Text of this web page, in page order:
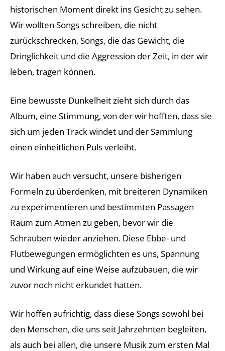
historischen Moment direkt ins Gesicht zu sehen.
Wir wollten Songs schreiben, die nicht
zurückschrecken, Songs, die das Gewicht, die
Dringlichkeit und die Aggression der Zeit, in der wir
leben, tragen können.
Eine bewusste Dunkelheit zieht sich durch das
Album, eine Stimmung, von der wir hofften, dass sie
sich um jeden Track windet und der Sammlung
einen einheitlichen Puls verleiht.
Wir haben auch versucht, unsere bisherigen
Formeln zu überdenken, mit breiteren Dynamiken
zu experimentieren und bestimmten Passagen
Raum zum Atmen zu geben, bevor wir die
Schrauben wieder anziehen. Diese Ebbe- und
Flutbewegungen ermöglichten es uns, Spannung
und Wirkung auf eine Weise aufzubauen, die wir
zuvor noch nicht erkundet hatten.
Wir hoffen aufrichtig, dass diese Songs sowohl bei
den Menschen, die uns seit Jahrzehnten begleiten,
als auch bei allen, die unsere Musik zum ersten Mal